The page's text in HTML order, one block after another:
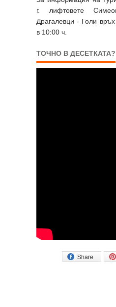
г. лифтовете
Драгалевци - Голи
в 10:00 ч.
ТОЧНО В ДЕСЕТКАТА?
Share